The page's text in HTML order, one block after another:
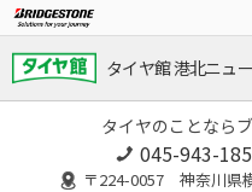
タイヤ館 港北ニュ
タイヤのことなら
045-943-
〒224-0057 神奈川県